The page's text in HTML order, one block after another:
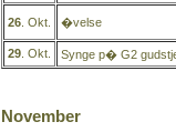
26 . Okt. �velse
29 . Okt. Synge p� G2
November